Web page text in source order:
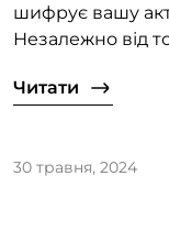
шифрує вашу
Незалежно від
Читати
30 травня, 2024